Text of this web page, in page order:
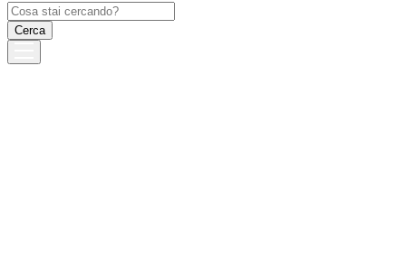
Ricerca
per: